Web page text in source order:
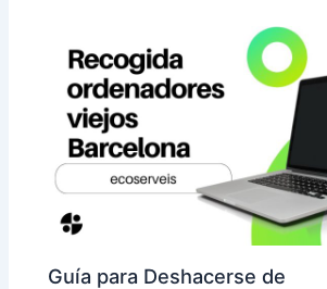
Guía para Deshacerse de